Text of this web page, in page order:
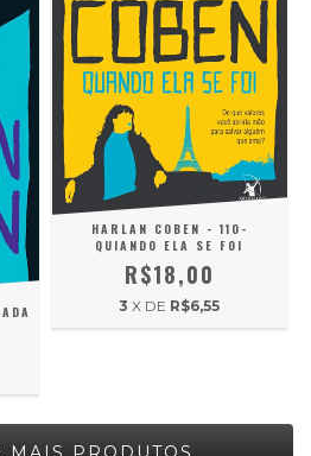
HARLAN COBEN - 110-
QUIANDO ELA SE FOI
R$18,00
3 X DE R$6,55